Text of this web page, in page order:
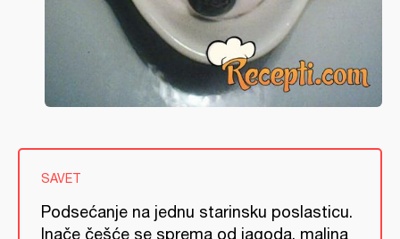
SAVET
Podsećanje na jednu starinsku poslasticu.
Inače češće se sprema od jagoda, malina